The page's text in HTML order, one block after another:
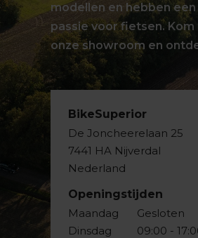
modellen en hebben
passie voor fietsen. Kom
onze showroom en
BikeSuperior
De Joncheerelaan 25
7441 HA Nijverdal
Nederland
Openingstijden
Maandag
Dinsdag
Gesloten
09:00 -